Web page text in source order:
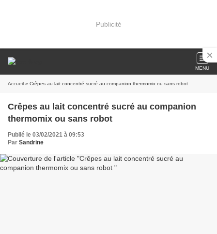
Publicité
MENU
Accueil » Crêpes au lait concentré sucré au companion thermomix ou sans robot
Crêpes au lait concentré sucré au companion
thermomix ou sans robot
Publié le 03/02/2021 à 09:53
Par Sandrine